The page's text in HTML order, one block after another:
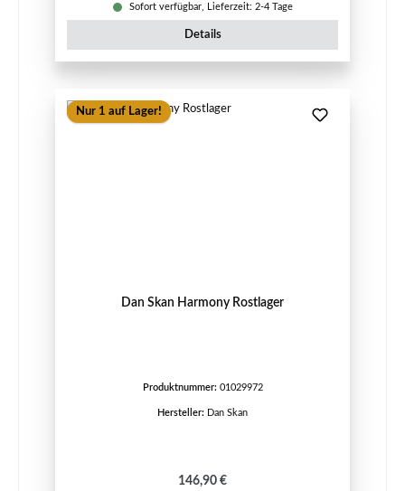
Sofort verfügbar, Lieferzeit: 2-4 Tage
Details
Nur 1 auf Lager!
Dan Skan Harmony Rostlager
Produktnummer: 01029972
Hersteller: Dan Skan
Regulärer Preis:
146,90 €